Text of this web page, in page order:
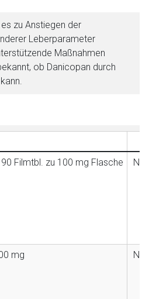
zu Anstiegen der
Leberparameter
Maßnahmen
ob Danicopan durch
Filmtbl. zu 100 mg Flasche N2
mg N2